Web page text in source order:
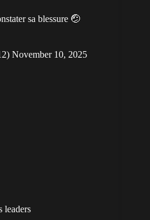
sa blessure 🤕
November 10, 2025
leaders